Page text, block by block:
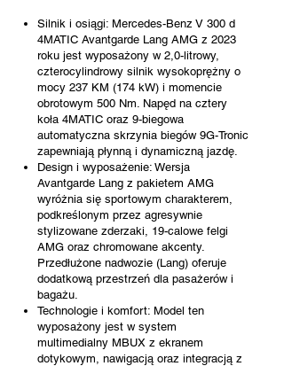
Silnik i osiągi: Mercedes-Benz V 300 d
4MATIC Avantgarde Lang AMG z 2023
roku jest wyposażony w 2,0-litrowy,
czterocylindrowy silnik wysokoprężny o
mocy 237 KM (174 kW) i momencie
obrotowym 500 Nm. Napęd na cztery
koła 4MATIC oraz 9-biegowa
automatyczna skrzynia biegów 9G-Tronic
zapewniają płynną i dynamiczną jazdę.​
Design i wyposażenie: Wersja
Avantgarde Lang z pakietem AMG
wyróżnia się sportowym charakterem,
podkreślonym przez agresywnie
stylizowane zderzaki, 19-calowe felgi
AMG oraz chromowane akcenty.
Przedłużone nadwozie (Lang) oferuje
dodatkową przestrzeń dla pasażerów i
bagażu.​
Technologie i komfort: Model ten
wyposażony jest w system
multimedialny MBUX z ekranem
dotykowym, nawigacją oraz integracją z